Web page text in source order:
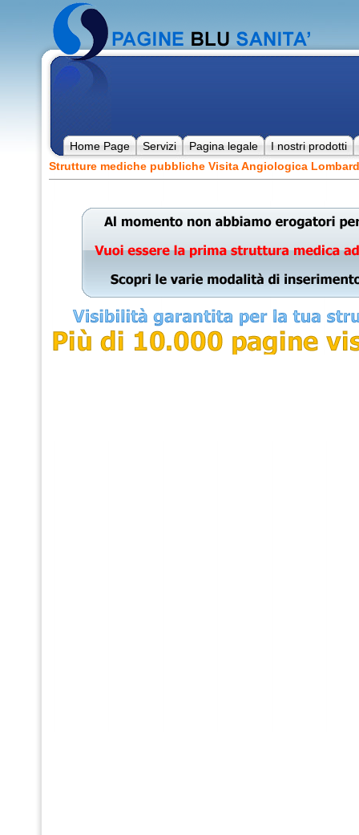
Home Page Servizi Pagina legale
I nostri prodotti
Strutture mediche pubbliche Visita Angiologica